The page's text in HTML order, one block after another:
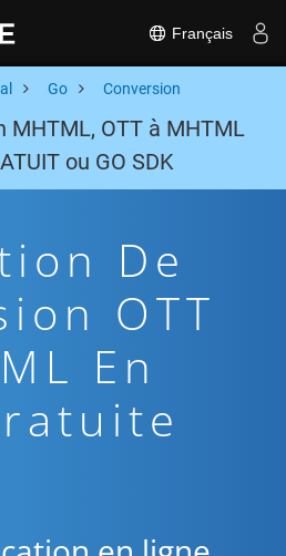
Français
Go Conversion
MHTML, OTT à MHTML
ou GO SDK
De
OTT
En